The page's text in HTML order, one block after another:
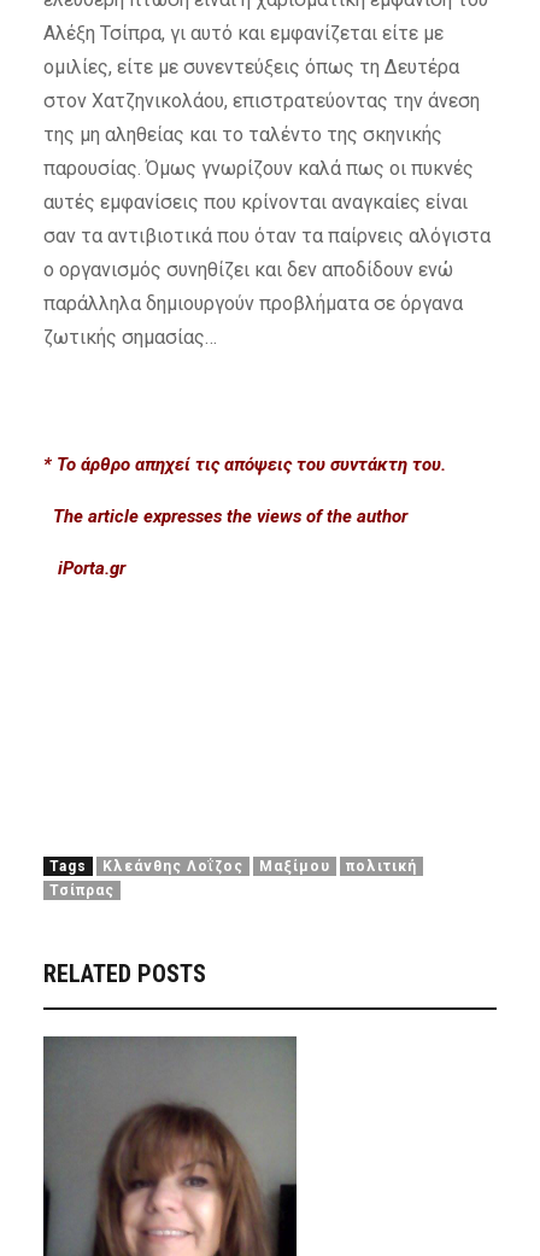
Αλέξη Τσίπρα, γι αυτό και εμφανίζεται είτε με
ομιλίες, είτε με συνεντεύξεις όπως τη Δευτέρα
στον Χατζηνικολάου, επιστρατεύοντας την άνεση
της μη αληθείας και το ταλέντο της σκηνικής
παρουσίας. Όμως γνωρίζουν καλά πως οι πυκνές
αυτές εμφανίσεις που κρίνονται αναγκαίες είναι
σαν τα αντιβιoτικά που όταν τα παίρνεις αλόγιστα
ο οργανισμός συνηθίζει και δεν αποδίδουν ενώ
παράλληλα δημιουργούν προβλήματα σε όργανα
ζωτικής σημασίας…
* Το άρθρο απηχεί τις απόψεις του συντάκτη του.
The article expresses the views of the author
iPorta.gr
Tags Κλεάνθης Λοΐζος Μαξίμου
πολιτική
Τσίπρας
RELATED POSTS